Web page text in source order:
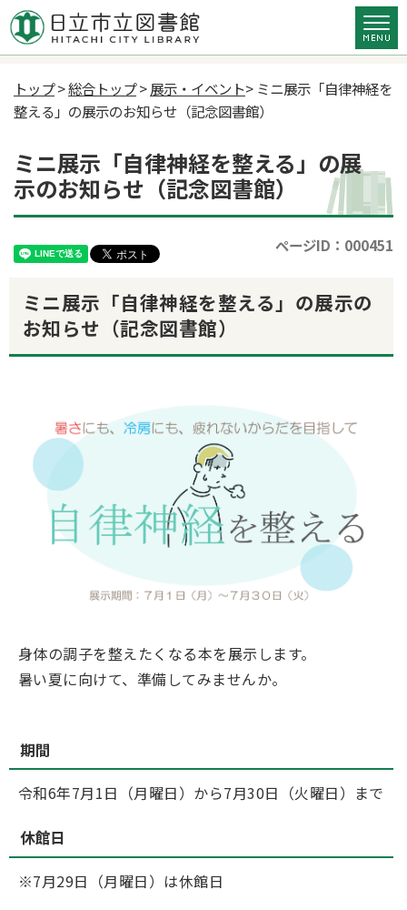
トップ>総合トップ>展示・イベント> ミニ展示「自律神経を
整える」の展示のお知らせ（記念図書館）
ミニ展示「自律神経を整える」の展
示のお知らせ（記念図書館）
ページID：000451
ミニ展示「自律神経を整える」の展示の
お知らせ（記念図書館）
身体の調子を整えたくなる本を展示します。
暑い夏に向けて、準備してみませんか。
期間
令和6年7月1日（月曜日）から7月30日（火曜日）まで
休館日
※7月29日（月曜日）は休館日